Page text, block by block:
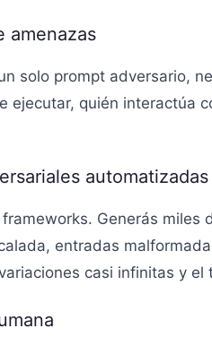
amenazas
solo prompt adversario,
ejecutar, quién interactúa
automatizadas
Generás
entradas
casi infinitas y